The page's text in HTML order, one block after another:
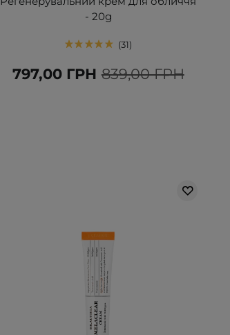
- 20g
31
839,00 ГРН
797,00 ГРН